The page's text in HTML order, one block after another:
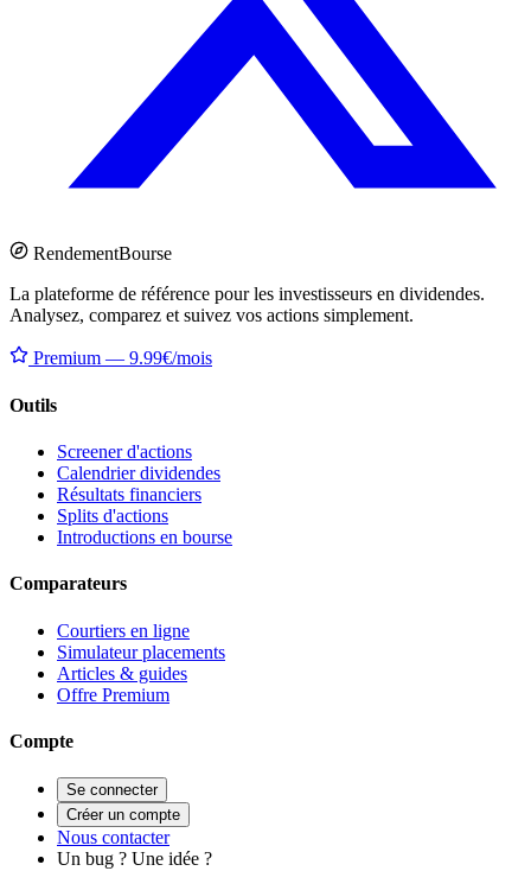
RendementBourse
La plateforme de référence pour les investisseurs en dividendes.
Analysez, comparez et suivez vos actions simplement.
Premium — 9.99€/mois
Outils
Screener d'actions
Calendrier dividendes
Résultats financiers
Splits d'actions
Introductions en bourse
Comparateurs
Courtiers en ligne
Simulateur placements
Articles & guides
Offre Premium
Compte
Se connecter
Créer un compte
Nous contacter
Un bug ? Une idée ?